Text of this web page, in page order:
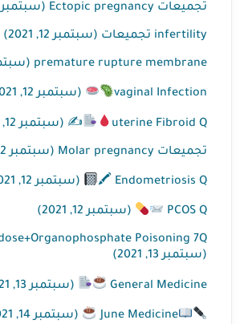
تجميعات Ectopic pregnancy (سبتمبر 12, 2021)
infertility تجميعات (سبتمبر 12, 2021)
premature rupture membrane (سبتمبر 12, 2021)
vaginal Infection (سبتمبر 12, 2021)
uterine Fibroid Q
✍ (سبتمبر 12, 2021)
تجميعات Molar pregnancy (سبتمبر 12, 2021)
Endometriosis Q 🖍 (سبتمبر 12, 2021)
PCOS Q (سبتمبر 12, 2021)
Poisoning 7Q
(سبتمبر 13, 2021)
General Medicine (سبتمبر 13, 2021)
June Medicine (سبتمبر 14, 2021)